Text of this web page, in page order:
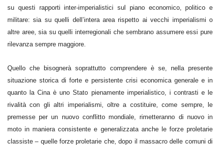
su questi rapporti inter-imperialistici sul piano economico, politico e
militare: sia su quelli dell’intera area rispetto ai vecchi imperialismi o
altre aree, sia su quelli interregionali che sembrano assumere essi pure
rilevanza sempre maggiore.
Quello che bisognerà soprattutto comprendere è se, nella presente
situazione storica di forte e persistente crisi economica generale e in
quanto la Cina è uno Stato pienamente imperialistico, i contrasti e le
rivalità con gli altri imperialismi, oltre a costituire, come sempre, le
premesse per un nuovo conflitto mondiale, rimetteranno di nuovo in
moto in maniera consistente e generalizzata anche le forze proletarie
classiste – quelle forze proletarie che, dopo il massacro delle comuni di